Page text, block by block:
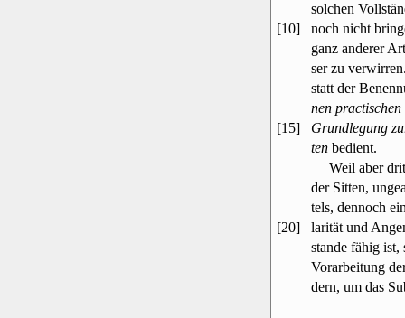
solchen
[10]
noch nicht
ganz anderer
ser zu
statt der
nen
[15]
Grundlegung
ten bedient.
Weil aber
der Sitten,
tels, dennoch
[20]
larität und
stande fähig
Vorarbeitung
dern, um das